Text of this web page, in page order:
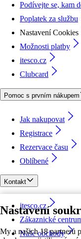
Nastavení
My a našich 18 partnerů
Podívejte se, kam
Poplatek za službu
Nastavení Cookies
Možnosti platby
itesco.cz
Clubcard
Pomoc s prvním nákupem
Jak nakupovat
Registrace
Rezervace času
Oblíbené
Kontakt
itesco.cz
Zákaznické
Naše obchody